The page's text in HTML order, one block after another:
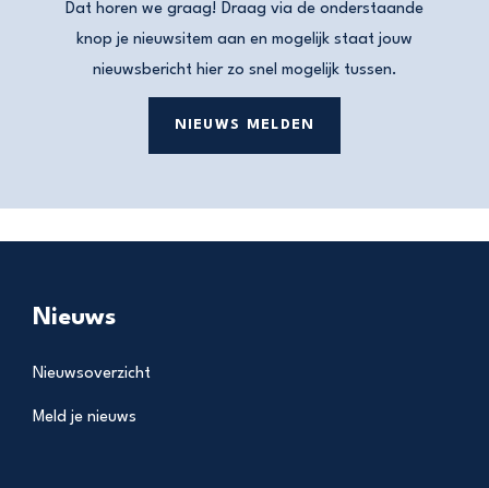
Dat horen we graag! Draag via de onderstaande
knop je nieuwsitem aan en mogelijk staat jouw
nieuwsbericht hier zo snel mogelijk tussen.
NIEUWS MELDEN
Nieuws
Nieuwsoverzicht
Meld je nieuws